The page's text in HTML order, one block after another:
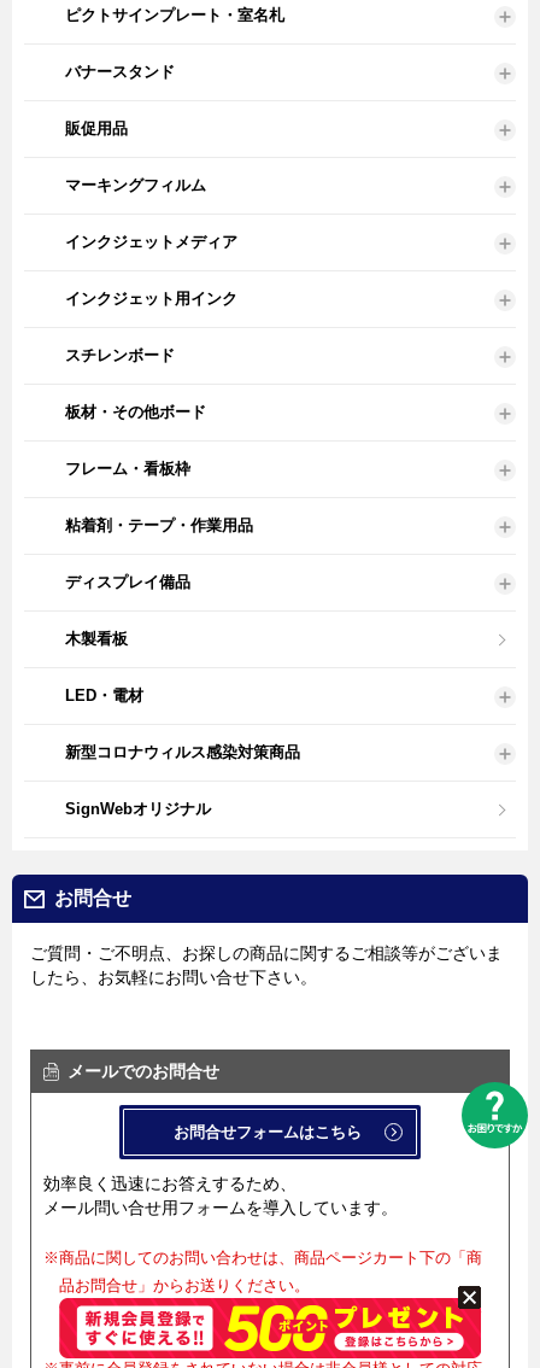
ピクトサインプレート・室名札
バナースタンド
販促用品
マーキングフィルム
インクジェットメディア
インクジェット用インク
スチレンボード
板材・その他ボード
フレーム・看板枠
粘着剤・テープ・作業用品
ディスプレイ備品
木製看板
LED・電材
新型コロナウィルス感染対策商品
SignWebオリジナル
お問合せ
ご質問・ご不明点、お探しの商品に関するご相談等がございま
したら、お気軽にお問い合せ下さい。
メールでのお問合せ
お問合せフォームはこちら
効率良く迅速にお答えするため、
メール問い合せ用フォームを導入しています。
※商品に関してのお問い合わせは、商品ページカート下の「商
品お問合せ」からお送りください。
商品ページ内の「商品お問合せ」からのお問合せでない場合
は商品名が共有できません。